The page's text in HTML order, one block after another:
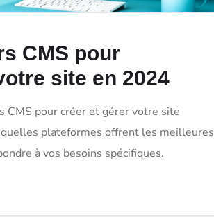
CMS pour
site en 2024
CMS pour créer et gérer votre site
plateformes offrent les meilleures
à vos besoins spécifiques.